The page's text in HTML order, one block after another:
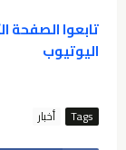
تابعوا الصفحة
اليوتيوب
Tags أخبار